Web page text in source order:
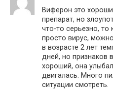
Виферон это
препарат, но
что-то серьезно,
просто вирус,
в возрасте 2 лет
дней, но признаков
хороший, она
двигалась. Много
ситуации смотреть.